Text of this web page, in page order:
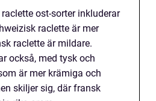
ost-sorter inkluderar
raclette är mer
raclette är mildare.
också, med tysk och
är mer krämiga och
skiljer sig, där fransk